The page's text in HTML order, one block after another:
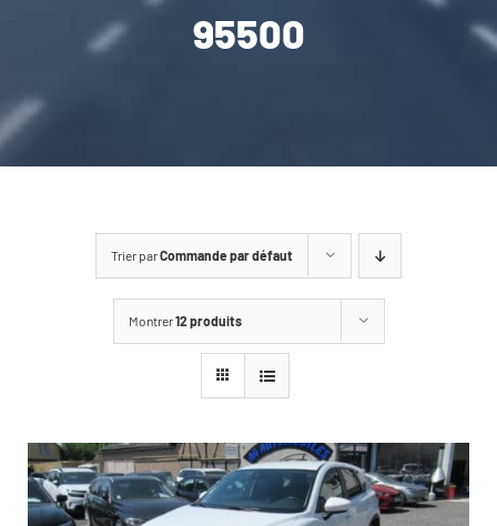
ENTRETIEN / MÉCANIQUE
CARROSSERIE / VITRAGE
95500
Trier parCommande par défaut
Montrer12 produits